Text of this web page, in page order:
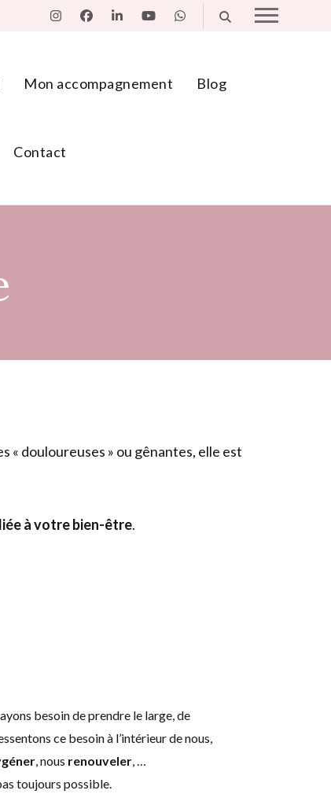
Mon accompagnement Blog
Contact
« douloureuses » ou gênantes, elle est
à votre bien-être.
besoin de prendre le large, de
ce besoin à l’intérieur de nous,
, nous renouveler, …
toujours possible.